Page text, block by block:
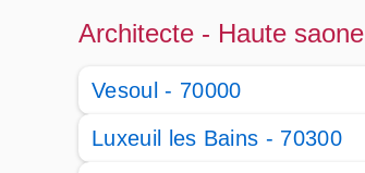
Architecte - Haute saone
Vesoul - 70000
Luxeuil les Bains - 70300